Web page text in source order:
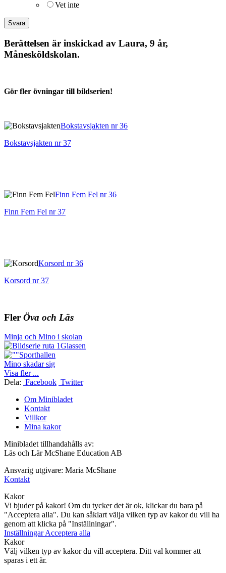
Vet inte
Berättelsen är inskickad av Laura, 9 år,
Månesköldskolan.
Gör fler övningar till bildserien!
Bokstavsjakten nr 36
Bokstavsjakten nr 37
Finn Fem Fel nr 36
Finn Fem Fel nr 37
Korsord nr 36
Korsord nr 37
Fler Öva och Läs
Minja och Mino i skolan
Glassen
Sporthallen
Mino skadar sig
Visa fler ...
Dela: Facebook Twitter
Om Minibladet
Kontakt
Villkor
Mina kakor
Minibladet tillhandahålls av:
Läs och Lär McShane Education AB
Ansvarig utgivare: Maria McShane
Kontakt
Kakor
Vi bjuder på kakor! Om du tycker det är ok, klickar du bara på
"Acceptera alla". Du kan såklart välja vilken typ av kakor du vill ha
genom att klicka på "Inställningar".
InställningarAcceptera alla
Kakor
Välj vilken typ av kakor du vill acceptera. Ditt val kommer att
sparas i ett år.